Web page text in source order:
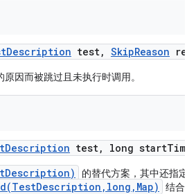
Description test, SkipReason
因而被跳过且未执行时调用。
Description test, long start
的替代方案，其中还指定
结合